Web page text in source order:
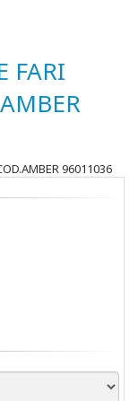
FARI
96011036